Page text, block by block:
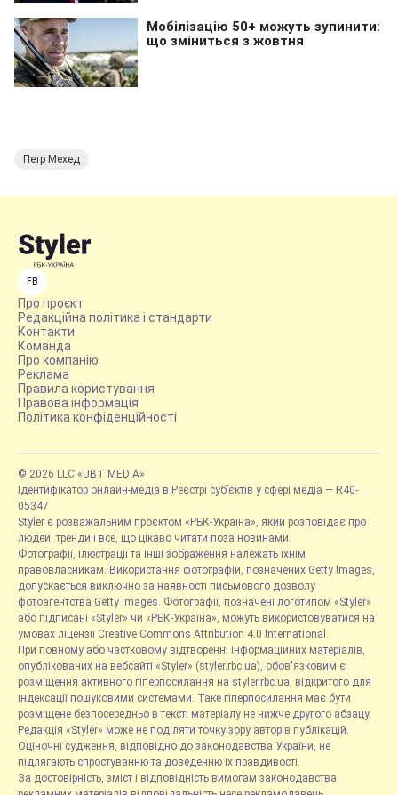
Петр Мехед
FB
Про проєкт
Редакційна політика і стандарти
Контакти
Команда
Про компанію
Реклама
Правила користування
Правова інформація
Політика конфіденційності
© 2026 LLC «UBT MEDIA»
Ідентифікатор онлайн-медіа в Реєстрі суб’єктів у сфері медіа — R40-
05347
Styler є розважальним проєктом «РБК-Україна», який розповідає про
людей, тренди і все, що цікаво читати поза новинами.
Фотографії, ілюстрації та інші зображення належать їхнім
правовласникам. Використання фотографій, позначених Getty Images,
допускається виключно за наявності письмового дозволу
фотоагентства Getty Images. Фотографії, позначені логотипом «Styler»
або підписані «Styler» чи «РБК-Україна», можуть використовуватися на
умовах ліцензії Creative Commons Attribution 4.0 International.
При повному або частковому відтворенні інформаційних матеріалів,
опублікованих на вебсайті «Styler» (styler.rbc.ua), обов'язковим є
розміщення активного гіперпосилання на styler.rbc.ua, відкритого для
індексації пошуковими системами. Таке гіперпосилання має бути
розміщене безпосередньо в тексті матеріалу не нижче другого абзацу.
Редакція «Styler» може не поділяти точку зору авторів публікацій.
Оціночні судження, відповідно до законодавства України, не
підлягають спростуванню та доведенню їх правдивості.
За достовірність, зміст і відповідність вимогам законодавства